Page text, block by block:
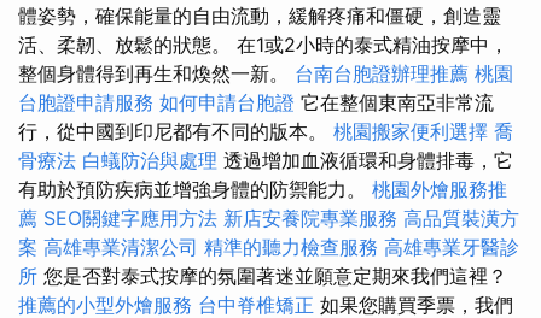
體姿勢，確保能量的自由流動，緩解疼痛和僵硬，創造靈
活、柔韌、放鬆的狀態。 在1或2小時的泰式精油按摩中，
整個身體得到再生和煥然一新。 台南台胞證辦理推薦 桃園
台胞證申請服務 如何申請台胞證 它在整個東南亞非常流
行，從中國到印尼都有不同的版本。 桃園搬家便利選擇 喬
骨療法 白蟻防治與處理 透過增加血液循環和身體排毒，它
有助於預防疾病並增強身體的防禦能力。 桃園外燴服務推
薦 SEO關鍵字應用方法 新店安養院專業服務 高品質裝潢方
案 高雄專業清潔公司 精準的聽力檢查服務 高雄專業牙醫診
所 您是否對泰式按摩的氛圍著迷並願意定期來我們這裡？
推薦的小型外燴服務 台中脊椎矯正 如果您購買季票，我們